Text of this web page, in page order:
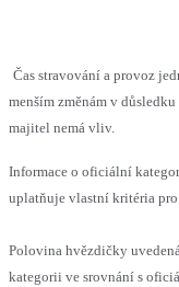
Čas stravování a provoz
menším změnám v
majitel nemá vliv.
Informace o oficiální
uplatňuje vlastní kritéria
Polovina hvězdičky
kategorii ve srovnání s